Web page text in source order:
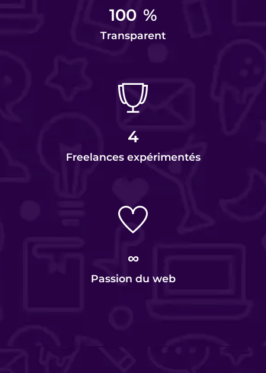
100 %
Transparent
4
Freelances expérimentés
∞
Passion du web